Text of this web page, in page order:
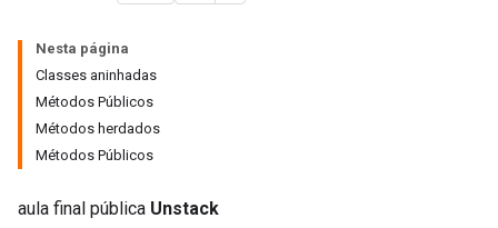
Nesta página
Classes aninhadas
Métodos Públicos
Métodos herdados
Métodos Públicos
aula final pública Unstack